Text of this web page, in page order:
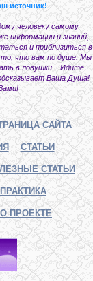
источник!
человеку самому
информации и знаний,
и приблизиться в
то, что вам по душе. Мы
в ловушки... Идите
Ваша Душа!
САЙТА
СТАТЬИ
СТАТЬИ
ПРАКТИКА
О ПРОЕКТЕ